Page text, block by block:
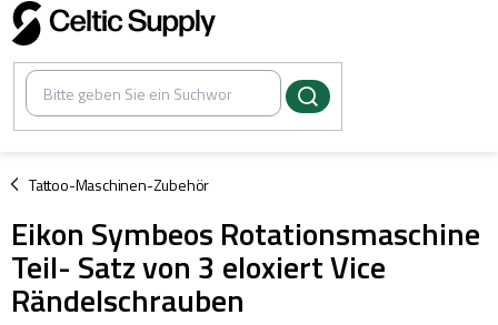
Zum
Inhalt
springen
Tattoo-Maschinen-Zubehör
/
Eikon Symbeos Rotationsmaschine
Teil- Satz von 3 eloxiert Vice
Rändelschrauben